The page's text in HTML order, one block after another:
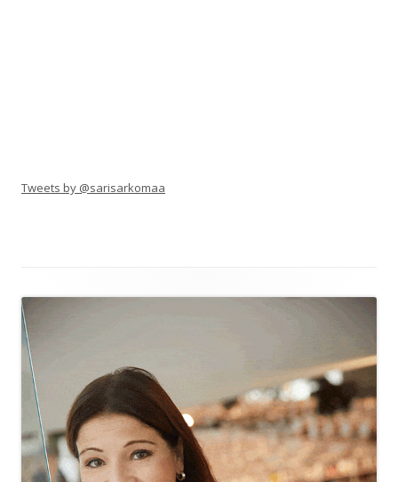
Tweets by @sarisarkomaa
sisältö